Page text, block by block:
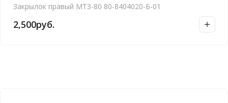
Закрылок правый МТЗ-80 80-8404020-Б-01
2,500руб.